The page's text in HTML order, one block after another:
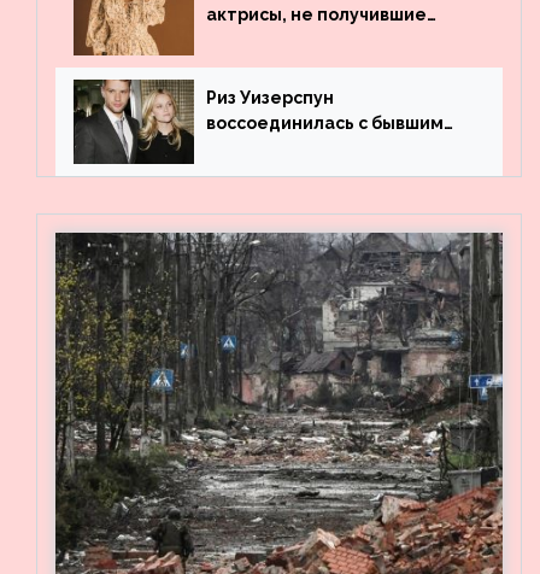
актрисы, не получившие
Риз Уизерспун
воссоединилась с бывшим